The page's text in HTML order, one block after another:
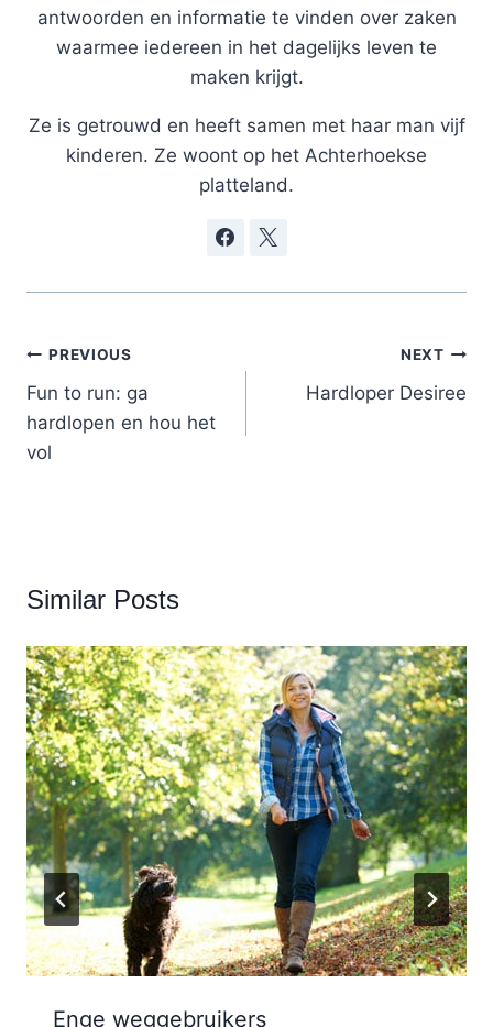
antwoorden en informatie te vinden over zaken
waarmee iedereen in het dagelijks leven te
maken krijgt.
Ze is getrouwd en heeft samen met haar man vijf
kinderen. Ze woont op het Achterhoekse
platteland.
Post
navigation
PREVIOUS
Fun to run: ga
hardlopen en hou het
vol
NEXT
Hardloper Desiree
Similar Posts
Enge weggebruikers